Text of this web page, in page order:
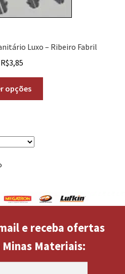
Luxo – Ribeiro Fabril
R$3,85
opções
e receba ofertas
Materiais: